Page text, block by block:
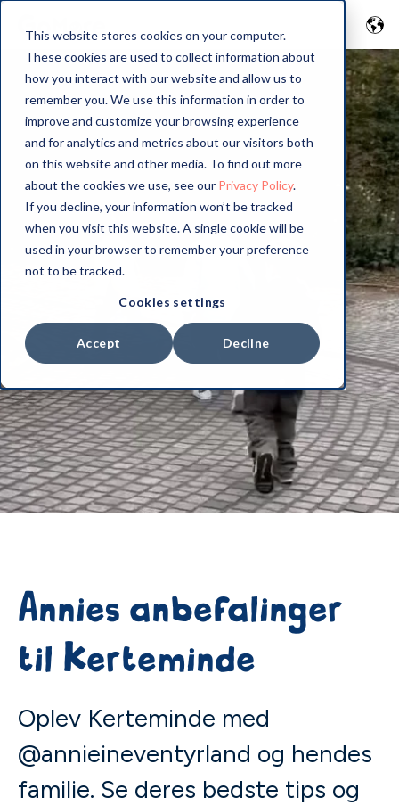
This website stores cookies on your computer.
These cookies are used to collect information about
how you interact with our website and allow us to
remember you. We use this information in order to
improve and customize your browsing experience
and for analytics and metrics about our visitors both
on this website and other media. To find out more
about the cookies we use, see our Privacy Policy.
If you decline, your information won’t be tracked
when you visit this website. A single cookie will be
used in your browser to remember your preference
not to be tracked.
Cookies settings
Accept Decline
Annies anbefalinger
til Kerteminde
Oplev Kerteminde med
@annieineventyrland og hendes
familie. Se deres bedste tips og